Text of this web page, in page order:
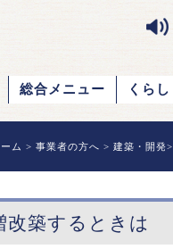
総合メニュー くらし
ム > 事業者の方へ > 建築・開発>
改築するときは